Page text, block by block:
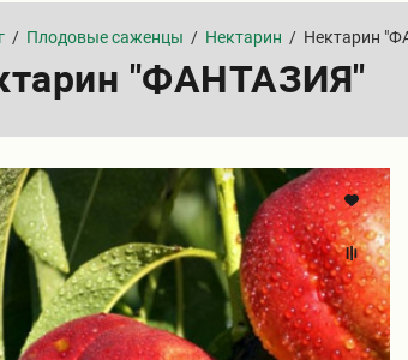
/ Плодовые саженцы / Нектарин / Нектарин
"ФАНТАЗИЯ"